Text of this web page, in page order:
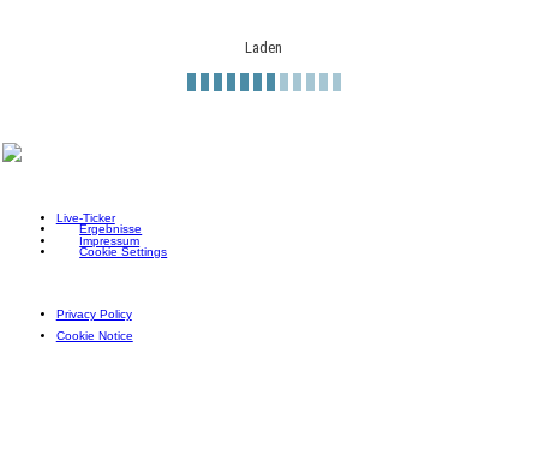
Laden
Live-Ticker
Ergebnisse
Impressum
Cookie Settings
Privacy Policy
Cookie Notice